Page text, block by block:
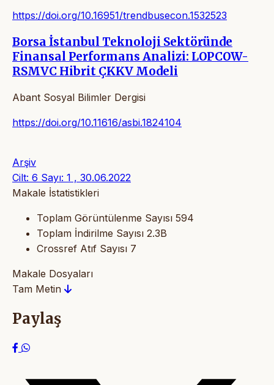
https://doi.org/10.16951/trendbusecon.1532523
Borsa İstanbul Teknoloji Sektöründe
Finansal Performans Analizi: LOPCOW-
RSMVC Hibrit ÇKKV Modeli
Abant Sosyal Bilimler Dergisi
https://doi.org/10.11616/asbi.1824104
Arşiv
Cilt: 6 Sayı: 1 , 30.06.2022
Makale İstatistikleri
Toplam Görüntülenme Sayısı 594
Toplam İndirilme Sayısı 2.3B
Crossref Atıf Sayısı 7
Makale Dosyaları
Tam Metin
Paylaş